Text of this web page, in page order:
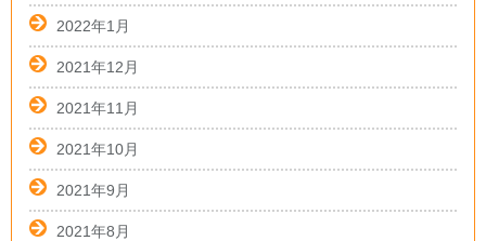
2022年1月
2021年12月
2021年11月
2021年10月
2021年9月
2021年8月